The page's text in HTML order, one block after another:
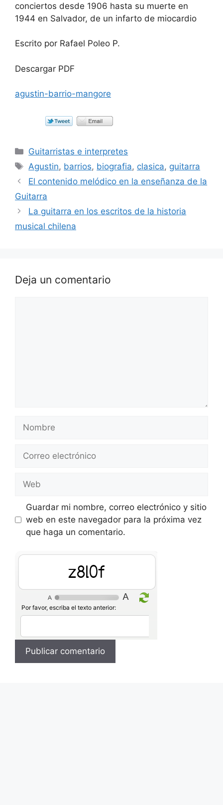
conciertos desde 1906 hasta su muerte en
1944 en Salvador, de un infarto de miocardio
Escrito por Rafael Poleo P.
Descargar PDF
agustin-barrio-mangore
Categorías
Guitarristas e interpretes
Etiquetas
Agustin, barrios, biografia, clasica, guitarra
El contenido melódico en la enseñanza de la
Guitarra
La guitarra en los escritos de la historia
musical chilena
Deja un comentario
electrónico
Guardar mi nombre, correo electrónico y sitio
web en este navegador para la próxima vez
que haga un comentario.
nHPvb
Por favor, escriba el texto anterior: